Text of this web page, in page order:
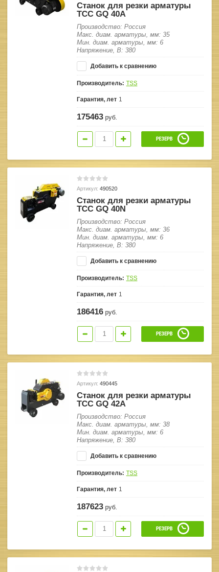
Станок для резки арматуры
ТСС GQ 40A
Производство: Россия
Макс. диам. арматуры, мм: 35
Мин. диам. арматуры, мм: 6
Напряжение, В: 380
Добавить к сравнению
Производитель: TSS
Гарантия, лет 1
175463 руб.
РЕЗЕРВ
Артикул: 490520
Станок для резки арматуры
ТСС GQ 40N
Производство: Россия
Макс. диам. арматуры, мм: 36
Мин. диам. арматуры, мм: 6
Напряжение, В: 380
Добавить к сравнению
Производитель: TSS
Гарантия, лет 1
186416 руб.
РЕЗЕРВ
Артикул: 490445
Станок для резки арматуры
ТСС GQ 42A
Производство: Россия
Макс. диам. арматуры, мм: 38
Мин. диам. арматуры, мм: 6
Напряжение, В: 380
Добавить к сравнению
Производитель: TSS
Гарантия, лет 1
187623 руб.
РЕЗЕРВ